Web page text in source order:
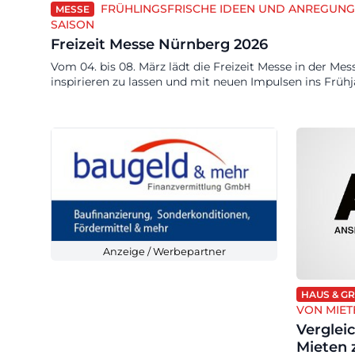
MESSE
FRÜHLINGSFRISCHE IDEEN UND
SAISON
Freizeit Messe Nürnberg 2026
Vom 04. bis 08. März lädt die Freizeit Messe in der
inspirieren zu lassen und mit neuen Impulsen ins
Anzeige / Werbepartner
HAUS &
VON
Mieten